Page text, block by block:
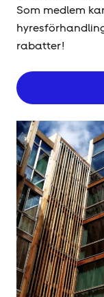
Som medlem
rabatter!